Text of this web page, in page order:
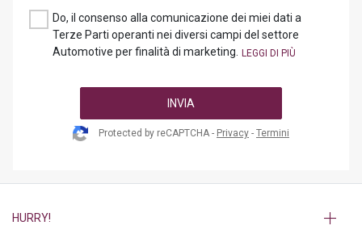
Do, il consenso alla comunicazione dei miei dati a
Terze Parti operanti nei diversi campi del settore
Automotive per finalità di marketing.
INVIA
Protected by reCAPTCHA - Privacy - Termini
HURRY!